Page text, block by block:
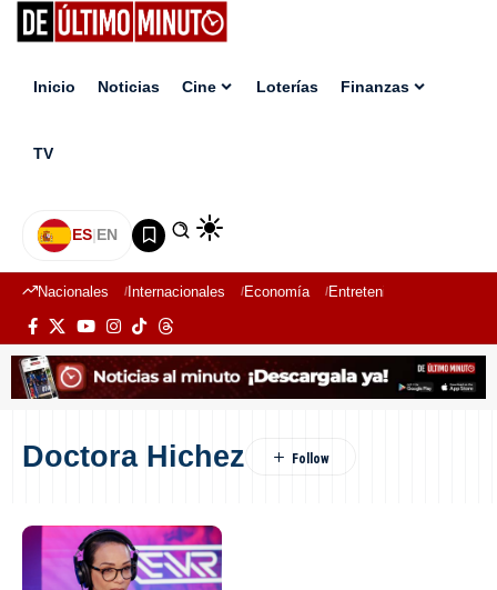
Inicio Noticias Cine Loterías Finanzas
TV
ES|EN
Nacionales Internacionales Economía Entretenimiento
Doctora Hichez